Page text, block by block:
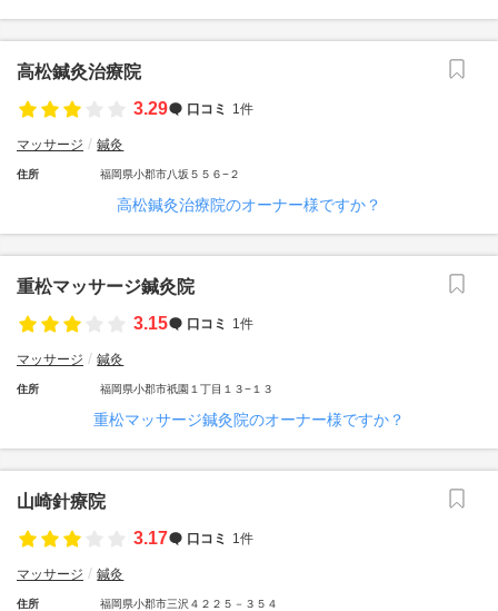
高松鍼灸治療院
3.29
口コミ 1件
マッサージ 鍼灸
住所 福岡県小郡市八坂５５６−２
高松鍼灸治療院のオーナー様ですか？
重松マッサージ鍼灸院
3.15
口コミ 1件
マッサージ 鍼灸
住所 福岡県小郡市祇園１丁目１３−１３
重松マッサージ鍼灸院のオーナー様ですか？
山崎針療院
3.17
口コミ 1件
マッサージ 鍼灸
住所 福岡県小郡市三沢４２２５－３５４